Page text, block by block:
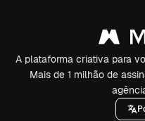
A plataforma criativa para
Mais de 1 milhão de